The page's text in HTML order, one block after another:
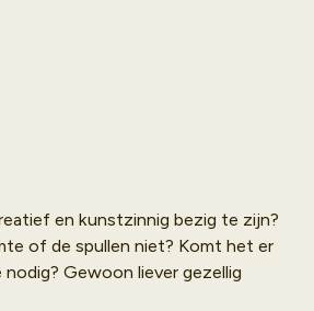
en kunstzinnig bezig te zijn?
of de spullen niet? Komt het er
Gewoon liever gezellig